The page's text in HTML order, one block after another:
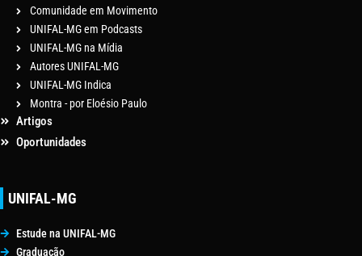
Comunidade em Movimento
UNIFAL-MG em Podcasts
UNIFAL-MG na Mídia
Autores UNIFAL-MG
UNIFAL-MG Indica
Montra - por Eloésio Paulo
Artigos
Oportunidades
UNIFAL-MG
Estude na UNIFAL-MG
Graduação